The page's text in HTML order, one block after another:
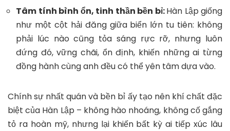
Tâm tính bình ổn, tinh thần bền bỉ:Hàn Lập giống
như một cột hải đăng giữa biển lớn tu tiên: không
phải lúc nào cũng tỏa sáng rực rỡ, nhưng luôn
đứng đó, vững chãi, ổn định, khiến những ai từng
đồng hành cùng anh đều có thể yên tâm dựa vào.
Chính sự nhất quán và bền bỉ ấy tạo nên khí chất đặc
biệt của Hàn Lập – không hào nhoáng, không cố gắng
tỏ ra hoàn mỹ, nhưng lại khiến bất kỳ ai tiếp xúc lâu